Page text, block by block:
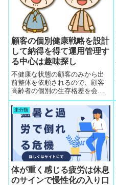
顧客の個別健康戦略を設計
して納得を得て運用管理す
る中心は趣味探し
不健康な状態の顧客のみから出
前整体を依頼されるので、顧客
高齢者の個別の生存格差を会っ
た瞬間に気づく第六感を整体師
は鍛えて眼力を鋭くしていま
す。そうしないと個別健康戦略
を設計して納得を得て運用管理
することは無理でその中心は個
別の趣味探しに集約
未分類
体が重く感じる疲労は休息
のサインで慢性化の入り口